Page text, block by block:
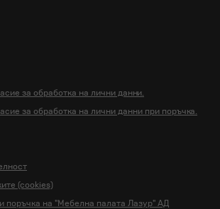
за обработка на лични данни.
за обработка на лични данни при поръчка.
(cookies)
поръчка на "Мебелна палата Лазур" АД